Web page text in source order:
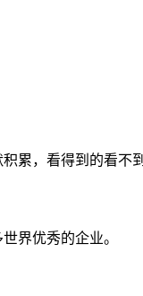
累，看得到的看不
界优秀的企业。